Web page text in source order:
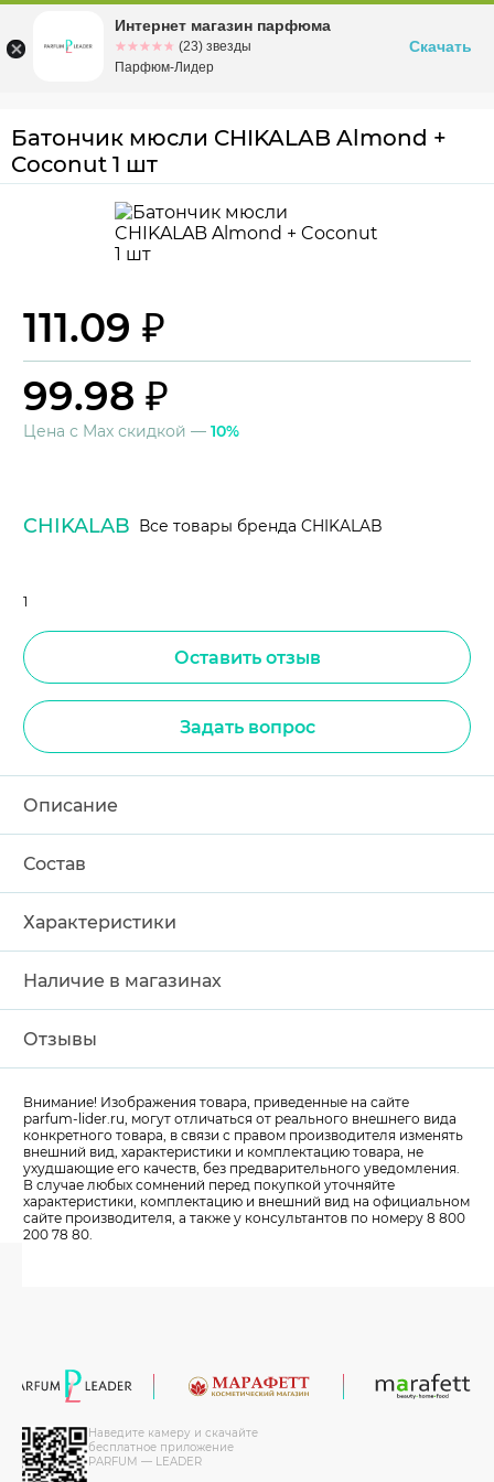
Омскул. Заозерная, 11, к. 1
Батончик мюсли CHIKALAB Almond +
Coconut 1 шт
111.09 ₽
99.98 ₽
Цена с Max скидкой — 10%
CHIKALAB Все товары бренда CHIKALAB
1
Оставить отзыв
Задать вопрос
Описание
Состав
Характеристики
Наличие в магазинах
Отзывы
Внимание! Изображения товара, приведенные на сайте
parfum-lider.ru, могут отличаться от реального внешнего вида
конкретного товара, в связи с правом производителя изменять
внешний вид, характеристики и комплектацию товара, не
ухудшающие его качеств, без предварительного уведомления.
В случае любых сомнений перед покупкой уточняйте
характеристики, комплектацию и внешний вид на официальном
сайте производителя, а также у консультантов по номеру 8 800
200 78 80.
Наведите камеру и скачайте
бесплатное приложение
PARFUM — LEADER
Интернет магазин парфюма
☆☆☆☆☆
★★★★★ (23) звезды
Парфюм-Лидер
Скачать